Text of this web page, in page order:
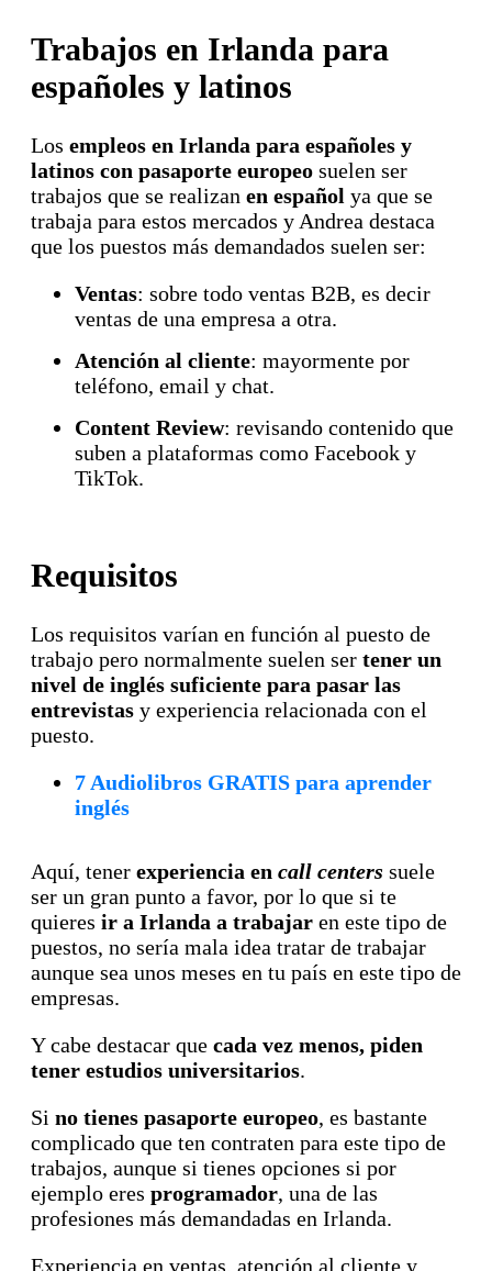
Trabajos en Irlanda para
españoles y latinos
Los empleos en Irlanda para españoles y
latinos con pasaporte europeo suelen ser
trabajos que se realizan en español ya que se
trabaja para estos mercados y Andrea destaca
que los puestos más demandados suelen ser:
Ventas: sobre todo ventas B2B, es decir
ventas de una empresa a otra.
Atención al cliente: mayormente por
teléfono, email y chat.
Content Review: revisando contenido que
suben a plataformas como Facebook y
TikTok.
Requisitos
Los requisitos varían en función al puesto de
trabajo pero normalmente suelen ser tener un
nivel de inglés suficiente para pasar las
entrevistas y experiencia relacionada con el
puesto.
7 Audiolibros GRATIS para aprender
inglés
Aquí, tener experiencia en call centers suele
ser un gran punto a favor, por lo que si te
quieres ir a Irlanda a trabajar en este tipo de
puestos, no sería mala idea tratar de trabajar
aunque sea unos meses en tu país en este tipo de
empresas.
Y cabe destacar que cada vez menos, piden
tener estudios universitarios.
Si no tienes pasaporte europeo, es bastante
complicado que ten contraten para este tipo de
trabajos, aunque si tienes opciones si por
ejemplo eres programador, una de las
profesiones más demandadas en Irlanda.
Experiencia en ventas, atención al cliente y